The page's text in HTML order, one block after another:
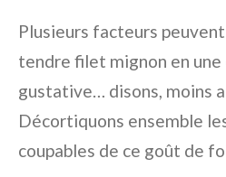
Plusieurs facteurs
tendre filet mignon en une
gustative… disons, moins
Décortiquons ensemble
coupables de ce goût de